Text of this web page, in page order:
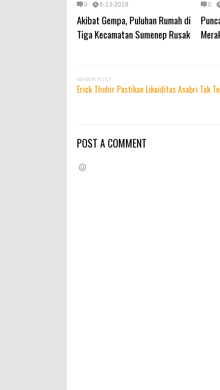
0 6-13-2018
Akibat Gempa, Puluhan Rumah di
Tiga Kecamatan Sumenep Rusak
0
NEWER POST
Erick Thohir Pastikan Likuiditas Asabri Tak
POST A COMMENT